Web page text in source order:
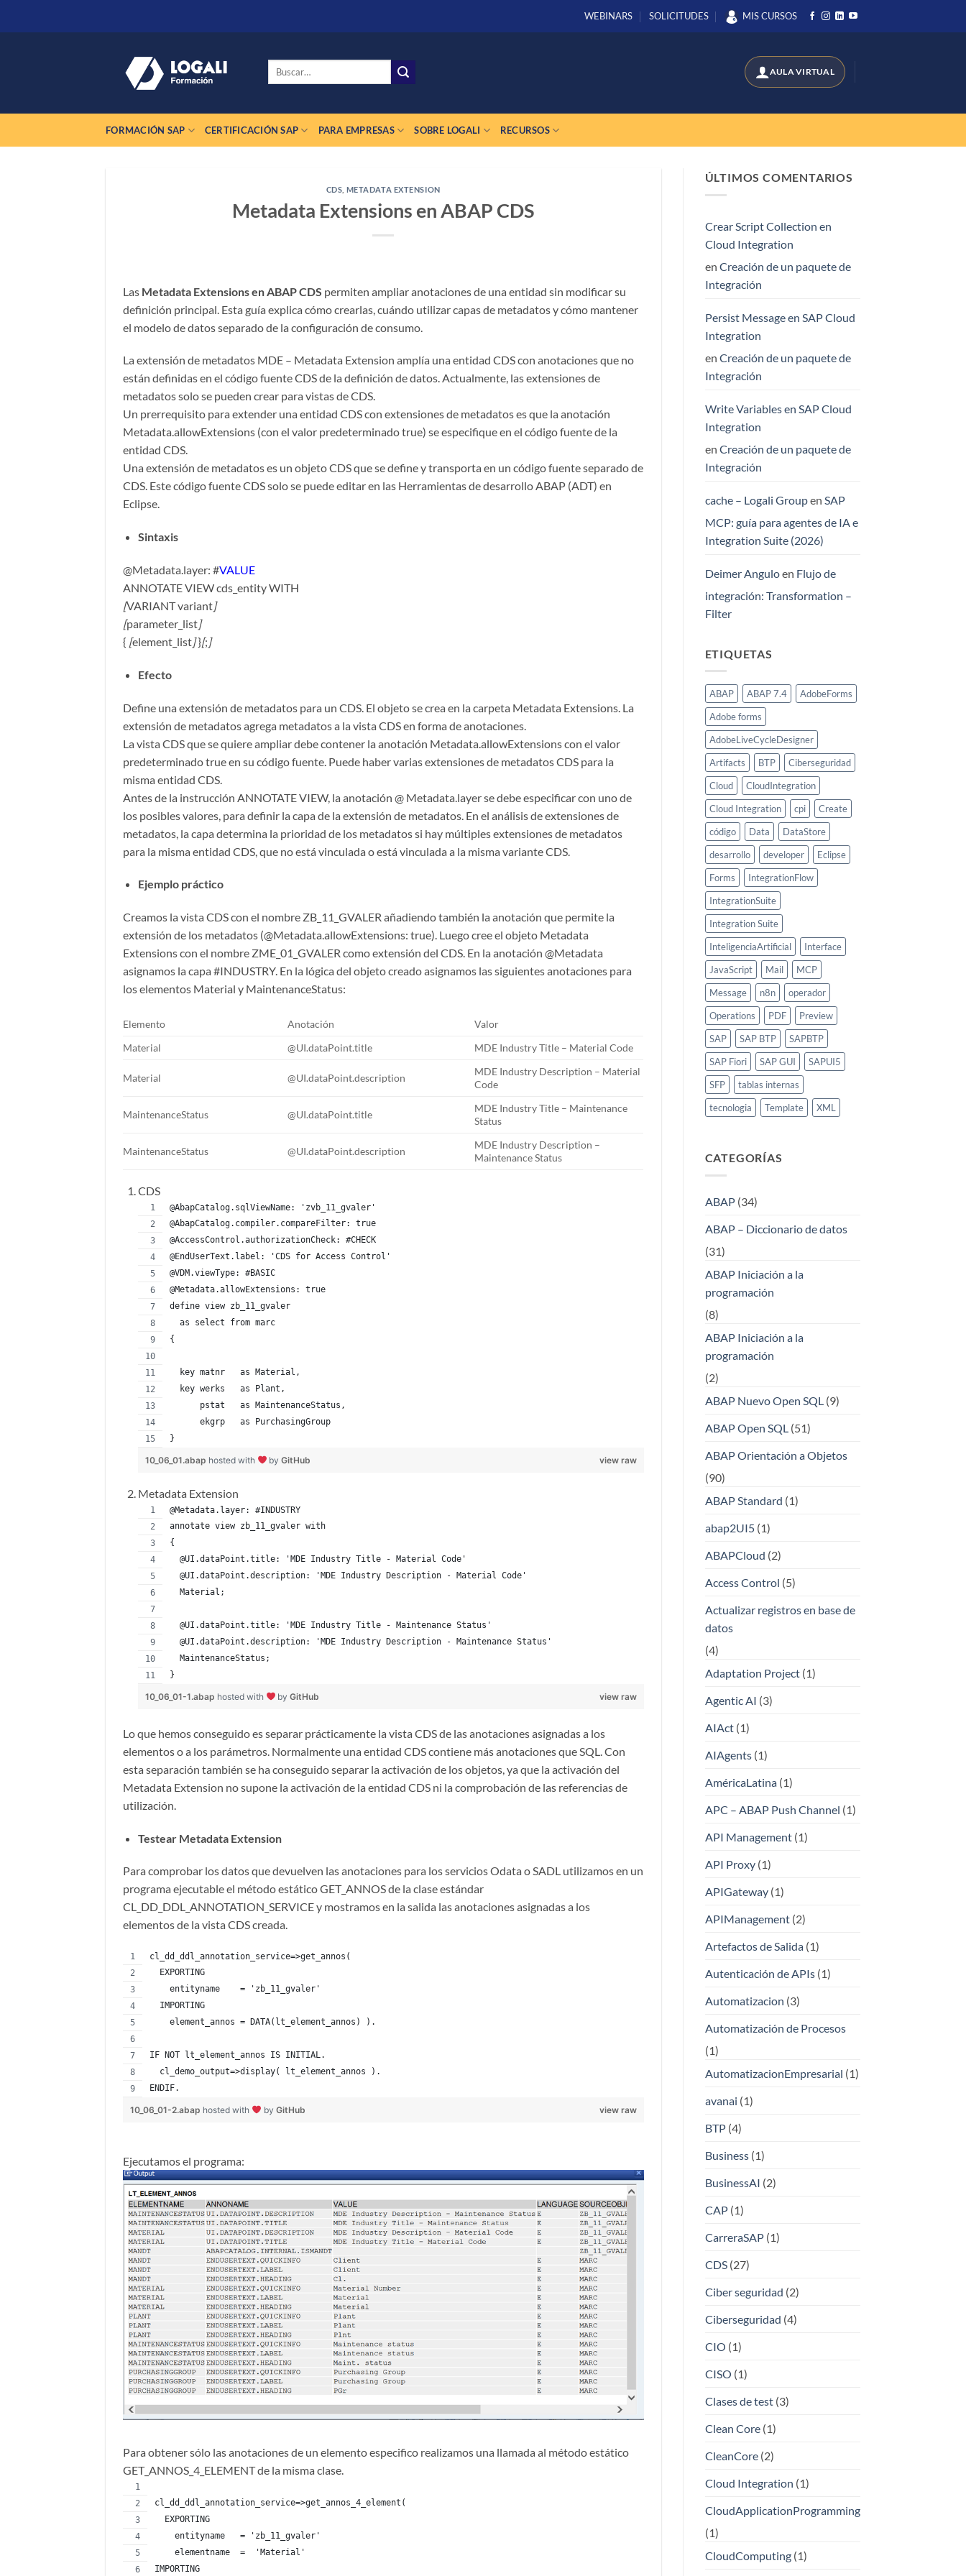
WEBINARS SOLICITUDES MIS CURSOS
Buscar
FORMACIÓN SAP CERTIFICACIÓN SAP PARA EMPRESAS SOBRE LOGALI RECURSOS
CDS METADATA EXTENSION
Metadata Extensions en ABAP CDS
Las Metadata Extensions en ABAP CDS permiten ampliar anotaciones de una entidad sin modificar su
definición principal. Esta guía explica cómo crearlas, cuándo utilizar capas de metadatos y cómo mantener
el modelo de datos separado de la configuración de consumo.
La extensión de metadatos MDE – Metadata Extension amplía una entidad CDS con anotaciones que no
están definidas en el código fuente CDS de la definición de datos. Actualmente, las extensiones de
metadatos solo se pueden crear para vistas de CDS.
Un prerrequisito para extender una entidad CDS con extensiones de metadatos es que la anotación
Metadata.allowExtensions (con el valor predeterminado true) se especifique en el código fuente de la
entidad CDS.
Una extensión de metadatos es un objeto CDS que se define y transporta en un código fuente separado de
CDS. Este código fuente CDS solo se puede editar en las Herramientas de desarrollo ABAP (ADT) en
Eclipse.
Sintaxis
@Metadata.layer: #VALUE
ANNOTATE VIEW cds_entity WITH
[VARIANT variant]
[parameter_list]
{ [element_list]}[;]
Efecto
Define una extensión de metadatos para un CDS. El objeto se crea en la carpeta Metadata Extensions. La
extensión de metadatos agrega metadatos a la vista CDS en forma de anotaciones.
La vista CDS que se quiere ampliar debe contener la anotación Metadata.allowExtensions con el valor
predeterminado true en su código fuente. Puede haber varias extensiones de metadatos CDS para la
misma entidad CDS.
Antes de la instrucción ANNOTATE VIEW, la anotación @ Metadata.layer se debe especificar con uno de
los posibles valores, para definir la capa de la extensión de metadatos. En el análisis de extensiones de
metadatos, la capa determina la prioridad de los metadatos si hay múltiples extensiones de metadatos
para la misma entidad CDS, que no está vinculada o está vinculada a la misma variante CDS.
Ejemplo práctico
Creamos la vista CDS con el nombre ZB_11_GVALER añadiendo también la anotación que permite la
extensión de los metadatos (@Metadata.allowExtensions: true). Luego cree el objeto Metadata
Extensions con el nombre ZME_01_GVALER como extensión del CDS. En la anotación @Metadata
asignamos la capa #INDUSTRY. En la lógica del objeto creado asignamos las siguientes anotaciones para
los elementos Material y MaintenanceStatus:
Elemento Anotación
Valor
Material
@UI.dataPoint.title MDE Industry Title – Material Code
Material @UI.dataPoint.description
MDE Industry Description – Material
Code
MaintenanceStatus @UI.dataPoint.title
MDE Industry Title – Maintenance
Status
MaintenanceStatus @UI.dataPoint.description
MDE Industry Description –
Maintenance Status
CDS
@AbapCatalog.sqlViewName: 'zvb_11_gvaler'
@AbapCatalog.compiler.compareFilter: true
@AccessControl.authorizationCheck: #CHECK
@EndUserText.label: 'CDS for Access Control'
@VDM.viewType: #BASIC
@Metadata.allowExtensions: true
define view zb_11_gvaler
  as select from marc
{
  key matnr   as Material,
  key werks   as Plant,
      pstat   as MaintenanceStatus,
      ekgrp   as PurchasingGroup
}
view raw
10_06_01.abap hosted with byGitHub
Metadata Extension
@Metadata.layer: #INDUSTRY
annotate view zb_11_gvaler with
{
  @UI.dataPoint.title: 'MDE Industry Title - Material Code'
  @UI.dataPoint.description: 'MDE Industry Description - Material Code'
  Material;
  @UI.dataPoint.title: 'MDE Industry Title - Maintenance Status'
  @UI.dataPoint.description: 'MDE Industry Description - Maintenance Status'
  MaintenanceStatus;
}
view raw
10_06_01-1.abap hosted with byGitHub
Lo que hemos conseguido es separar prácticamente la vista CDS de las anotaciones asignadas a los
elementos o a los parámetros. Normalmente una entidad CDS contiene más anotaciones que SQL. Con
esta separación también se ha conseguido separar la activación de los objetos, ya que la activación del
Metadata Extension no supone la activación de la entidad CDS ni la comprobación de las referencias de
utilización.
Testear Metadata Extension
Para comprobar los datos que devuelven las anotaciones para los servicios Odata o SADL utilizamos en un
programa ejecutable el método estático GET_ANNOS de la clase estándar
CL_DD_DDL_ANNOTATION_SERVICE y mostramos en la salida las anotaciones asignadas a los
elementos de la vista CDS creada.
cl_dd_ddl_annotation_service=>get_annos(
  EXPORTING
    entityname    = 'zb_11_gvaler'
  IMPORTING
    element_annos = DATA(lt_element_annos) ).
IF NOT lt_element_annos IS INITIAL.
  cl_demo_output=>display( lt_element_annos ).
ENDIF.
view raw
10_06_01-2.abap hosted with by GitHub
Ejecutamos el programa:
Para obtener sólo las anotaciones de un elemento especifico realizamos una llamada al método estático
GET_ANNOS_4_ELEMENT de la misma clase.
cl_dd_ddl_annotation_service=>get_annos_4_element(
  EXPORTING
    entityname   = 'zb_11_gvaler'
    elementname  =  'Material'
IMPORTING
ÚLTIMOS COMENTARIOS
Crear Script Collection en
Cloud Integration
en Creación de un paquete de
Integración
Persist Message en SAP Cloud
Integration
en Creación de un paquete de
Integración
Write Variables en SAP Cloud
Integration
en Creación de un paquete de
Integración
cache – Logali Groupen SAP
MCP: guía para agentes de IA e
Integration Suite (2026)
Deimer Anguloen Flujo de
integración: Transformation –
Filter
ETIQUETAS
ABAP ABAP 7.4
AdobeForms
Adobe forms
AdobeLiveCycleDesigner
Artifacts
BTP
Ciberseguridad
Cloud
CloudIntegration
Cloud Integration
cpi
Create
código
Data
DataStore
desarrollo
developer
Eclipse
Forms
IntegrationFlow
IntegrationSuite
Integration Suite
InteligenciaArtificial
Interface
JavaScript
Mail
MCP
Message
n8n
operador
Operations
PDF
Preview
SAP
SAP BTP
SAPBTP
SAP Fiori
SAP GUI
SAPUI5
SFP
tablas internas
tecnologia
Template XML
CATEGORÍAS
ABAP(34)
ABAP – Diccionario de datos
(31)
ABAP Iniciación a la
programación
(8)
ABAP Iniciación a la
programación
(2)
ABAP Nuevo Open SQL (9)
ABAP Open SQL (51)
ABAP Orientación a Objetos
(90)
ABAP Standard (1)
abap2UI5(1)
ABAPCloud (2)
Access Control (5)
Actualizar registros en base de
datos
(4)
Adaptation Project(1)
Agentic AI (3)
AIAct(1)
AIAgents(1)
AméricaLatina(1)
APC – ABAP Push Channel (1)
API Management(1)
API Proxy(1)
APIGateway(1)
APIManagement(2)
Artefactos de Salida(1)
Autenticación de APIs(1)
Automatizacion (3)
Automatización de Procesos
(1)
AutomatizacionEmpresarial (1)
avanai (1)
BTP(4)
Business(1)
BusinessAI (2)
CAP(1)
CarreraSAP(1)
CDS(27)
Ciber seguridad (2)
Ciberseguridad (4)
CIO (1)
CISO (1)
Clases de test(3)
Clean Core(1)
CleanCore(2)
Cloud Integration (1)
CloudApplicationProgramming
(1)
CloudComputing(1)